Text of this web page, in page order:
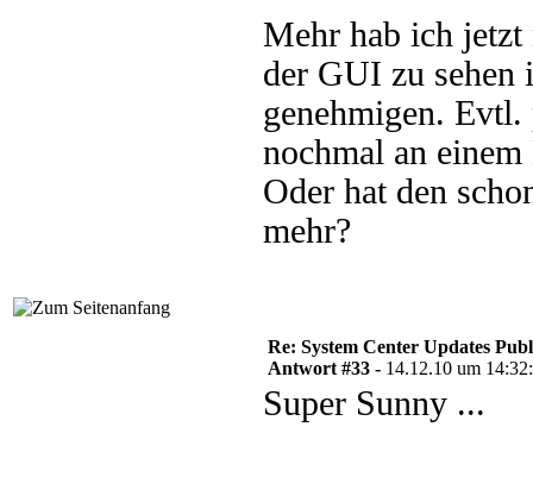
Mehr hab ich jetzt
der GUI zu sehen
genehmigen. Evtl.
nochmal an
Oder hat den
mehr?
Re: System Center Updates
Antwort #33 - 14.12.10 um
Super Sunny ...